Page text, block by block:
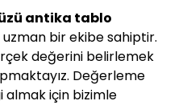
antika tablo
bir ekibe sahiptir.
değerini belirlemek
Değerleme
almak için bizimle